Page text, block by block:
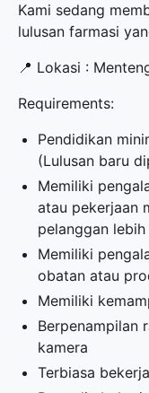
Kami sedang
lulusan farmasi
📍 Lokasi :
Requirements:
Pendidikan
(Lulusan baru
Memiliki
atau pekerjaan
pelanggan
Memiliki
obatan atau
Memiliki
Berpenampilan
kamera
Terbiasa